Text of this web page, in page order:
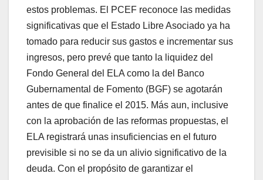
estos problemas. El PCEF reconoce las medidas
significativas que el Estado Libre Asociado ya ha
tomado para reducir sus gastos e incrementar sus
ingresos, pero prevé que tanto la liquidez del
Fondo General del ELA como la del Banco
Gubernamental de Fomento (BGF) se agotarán
antes de que finalice el 2015. Más aun, inclusive
con la aprobación de las reformas propuestas, el
ELA registrará unas insuficiencias en el futuro
previsible si no se da un alivio significativo de la
deuda. Con el propósito de garantizar el